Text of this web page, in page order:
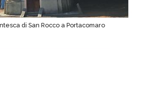
di San Rocco a Portacomaro